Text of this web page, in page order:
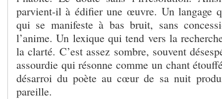
parvient-il à édifier une œuvre. Un langage
qui se manifeste à bas bruit, sans
l’anime. Un lexique qui tend vers la
la clarté. C’est assez sombre, souvent
assourdie qui résonne comme un chant
désarroi du poète au cœur de sa nuit
pareille.